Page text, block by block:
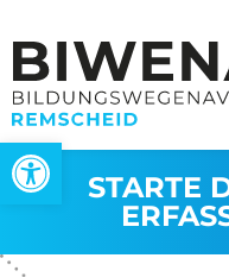
Werkzeugleiste öffnen
STARTE